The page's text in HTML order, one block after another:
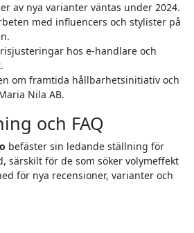
av nya varianter väntas under 2024.
med influencers och stylister på
hos e-handlare och
om framtida hållbarhetsinitiativ och
Nila AB.
och FAQ
befäster sin ledande ställning för
särskilt för de som söker volymeffekt
för nya recensioner, varianter och